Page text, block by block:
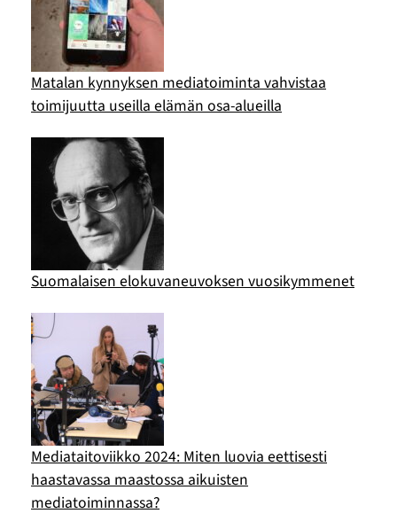
Matalan kynnyksen mediatoiminta vahvistaa
toimijuutta useilla elämän osa-alueilla
Suomalaisen elokuvaneuvoksen vuosikymmenet
Mediataitoviikko 2024: Miten luovia eettisesti
haastavassa maastossa aikuisten
mediatoiminnassa?